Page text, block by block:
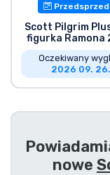
Scott Pilgrim
figurka Ramona
Oczekiwany
2026 09. 26.
nowe